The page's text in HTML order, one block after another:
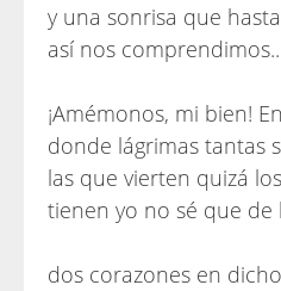
y una sonrisa que
así nos
¡Amémonos, mi bien!
donde lágrimas tantas
las que vierten quizá
tienen yo no sé que de
dos corazones en